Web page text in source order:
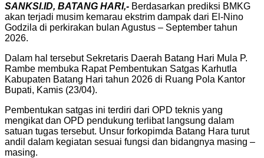
SANKSI.ID, BATANG HARI,- Berdasarkan prediksi BMKG
akan terjadi musim kemarau ekstrim dampak dari El-Nino
Godzila di perkirakan bulan Agustus – September tahun
2026.
Dalam hal tersebut Sekretaris Daerah Batang Hari Mula P.
Rambe membuka Rapat Pembentukan Satgas Karhutla
Kabupaten Batang Hari tahun 2026 di Ruang Pola Kantor
Bupati, Kamis (23/04).
Pembentukan satgas ini terdiri dari OPD teknis yang
mengikat dan OPD pendukung terlibat langsung dalam
satuan tugas tersebut. Unsur forkopimda Batang Hara turut
andil dalam kegiatan sesuai fungsi dan bidangnya masing –
masing.